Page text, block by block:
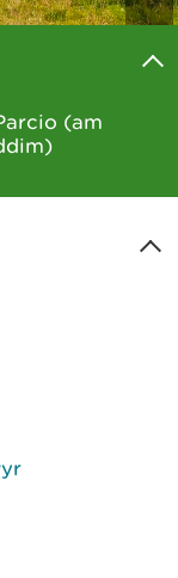
(am